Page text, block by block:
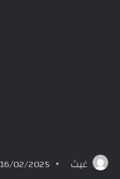
غيث 16/02/2025